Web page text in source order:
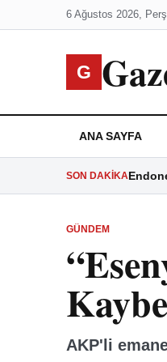
6 Ağustos 2026,
G
ANA SAYFA
SON DAKIKA
GÜNDEM
AKP'li